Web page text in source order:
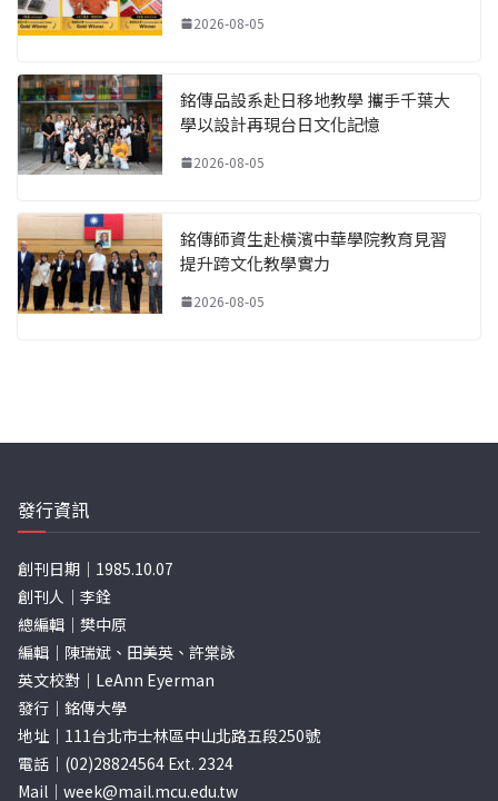
2026-08-05
銘傳品設系赴日移地教學 攜手千葉大
學以設計再現台日文化記憶
2026-08-05
銘傳師資生赴橫濱中華學院教育見習
提升跨文化教學實力
2026-08-05
發行資訊
創刊日期｜1985.10.07
創刊人｜李銓
總編輯｜樊中原
編輯｜陳瑞斌、田美英、許棠詠
英文校對｜LeAnn Eyerman
發行｜銘傳大學
地址｜111台北市士林區中山北路五段250號
電話｜(02)28824564 Ext. 2324
Mail｜ week@mail.mcu.edu.tw